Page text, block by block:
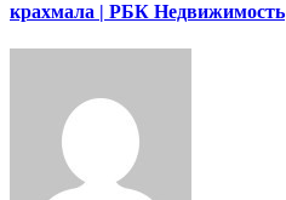
крахмала | РБК Недвижимость